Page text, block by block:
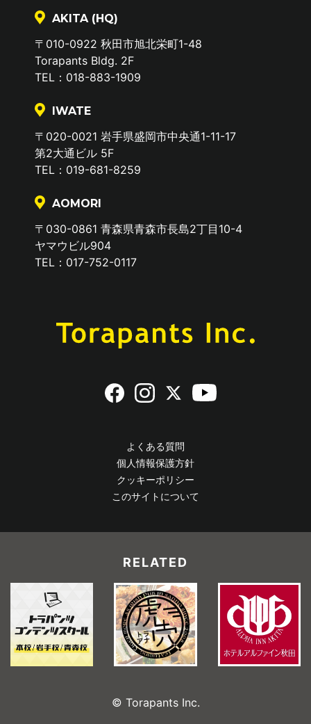
AKITA (HQ)
〒010-0922 秋田市旭北栄町1-48
Torapants Bldg. 2F
TEL：018-883-1909
IWATE
〒020-0021 岩手県盛岡市中央通1-11-17
第2大通ビル 5F
TEL：019-681-8259
AOMORI
〒030-0861 青森県青森市長島2丁目10-4
ヤマウビル904
TEL：017-752-0117
よくある質問
個人情報保護方針
クッキーポリシー
このサイトについて
RELATED
© Torapants Inc.